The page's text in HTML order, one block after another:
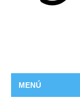
MENÚ